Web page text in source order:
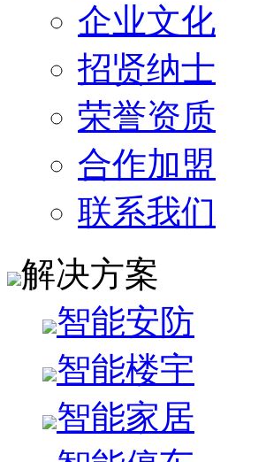
企业文化
招贤纳士
荣誉资质
合作加盟
联系我们
解决方案
智能安防
智能楼宇
智能家居